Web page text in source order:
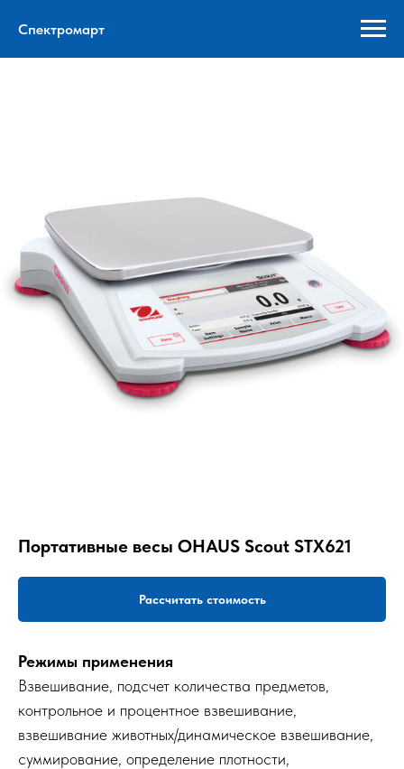
Спектромарт
Портативные весы OHAUS Scout STX621
Рассчитать стоимость
Режимы применения
Взвешивание, подсчет количества предметов,
контрольное и процентное взвешивание,
взвешивание животных/динамическое взвешивание,
суммирование, определение плотности,